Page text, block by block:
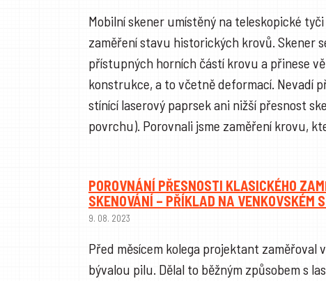
Mobilní skener umístěný na teleskopické
zaměření stavu historických krovů. Skener
přístupných horních částí krovu a přinese
konstrukce, a to včetně deformací. Nevadí
stínící laserový paprsek ani nižší přesnost
povrchu). Porovnali jsme zaměření krovu,
POROVNÁNÍ PŘESNOSTI KLASICKÉHO
SKENOVÁNÍ – PŘÍKLAD NA VENKOVSKÉM
9. 08. 2023
Před měsícem kolega projektant zaměřoval
bývalou pilu. Dělal to běžným způsobem s